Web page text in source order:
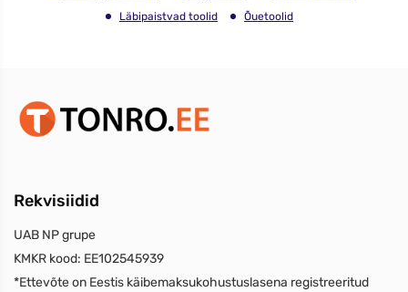
Läbipaistvad toolid
Õuetoolid
Rekvisiidid
UAB NP grupe
KMKR kood: EE102545939
*Ettevõte on Eestis käibemaksukohustuslasena registreeritud